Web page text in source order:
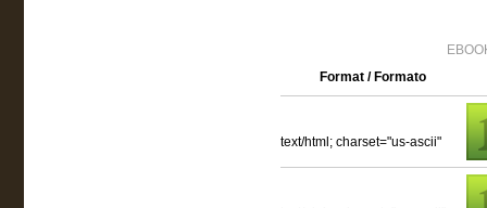
Format / Formato
text/html; charset="us-ascii"